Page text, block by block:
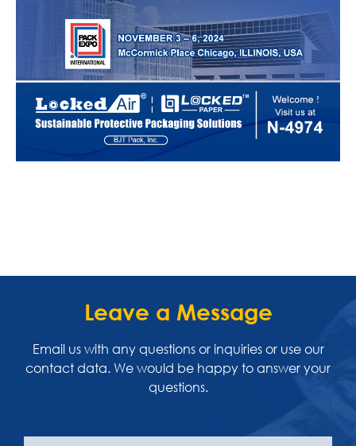
Leave a Message
Email us with any questions or inquiries or use our
contact data. We would be happy to answer your
questions.